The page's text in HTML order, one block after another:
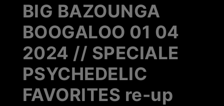
BIG BAZOUNGA
BOOGALOO 01 04
2024 // SPECIALE
PSYCHEDELIC
FAVORITES re-up